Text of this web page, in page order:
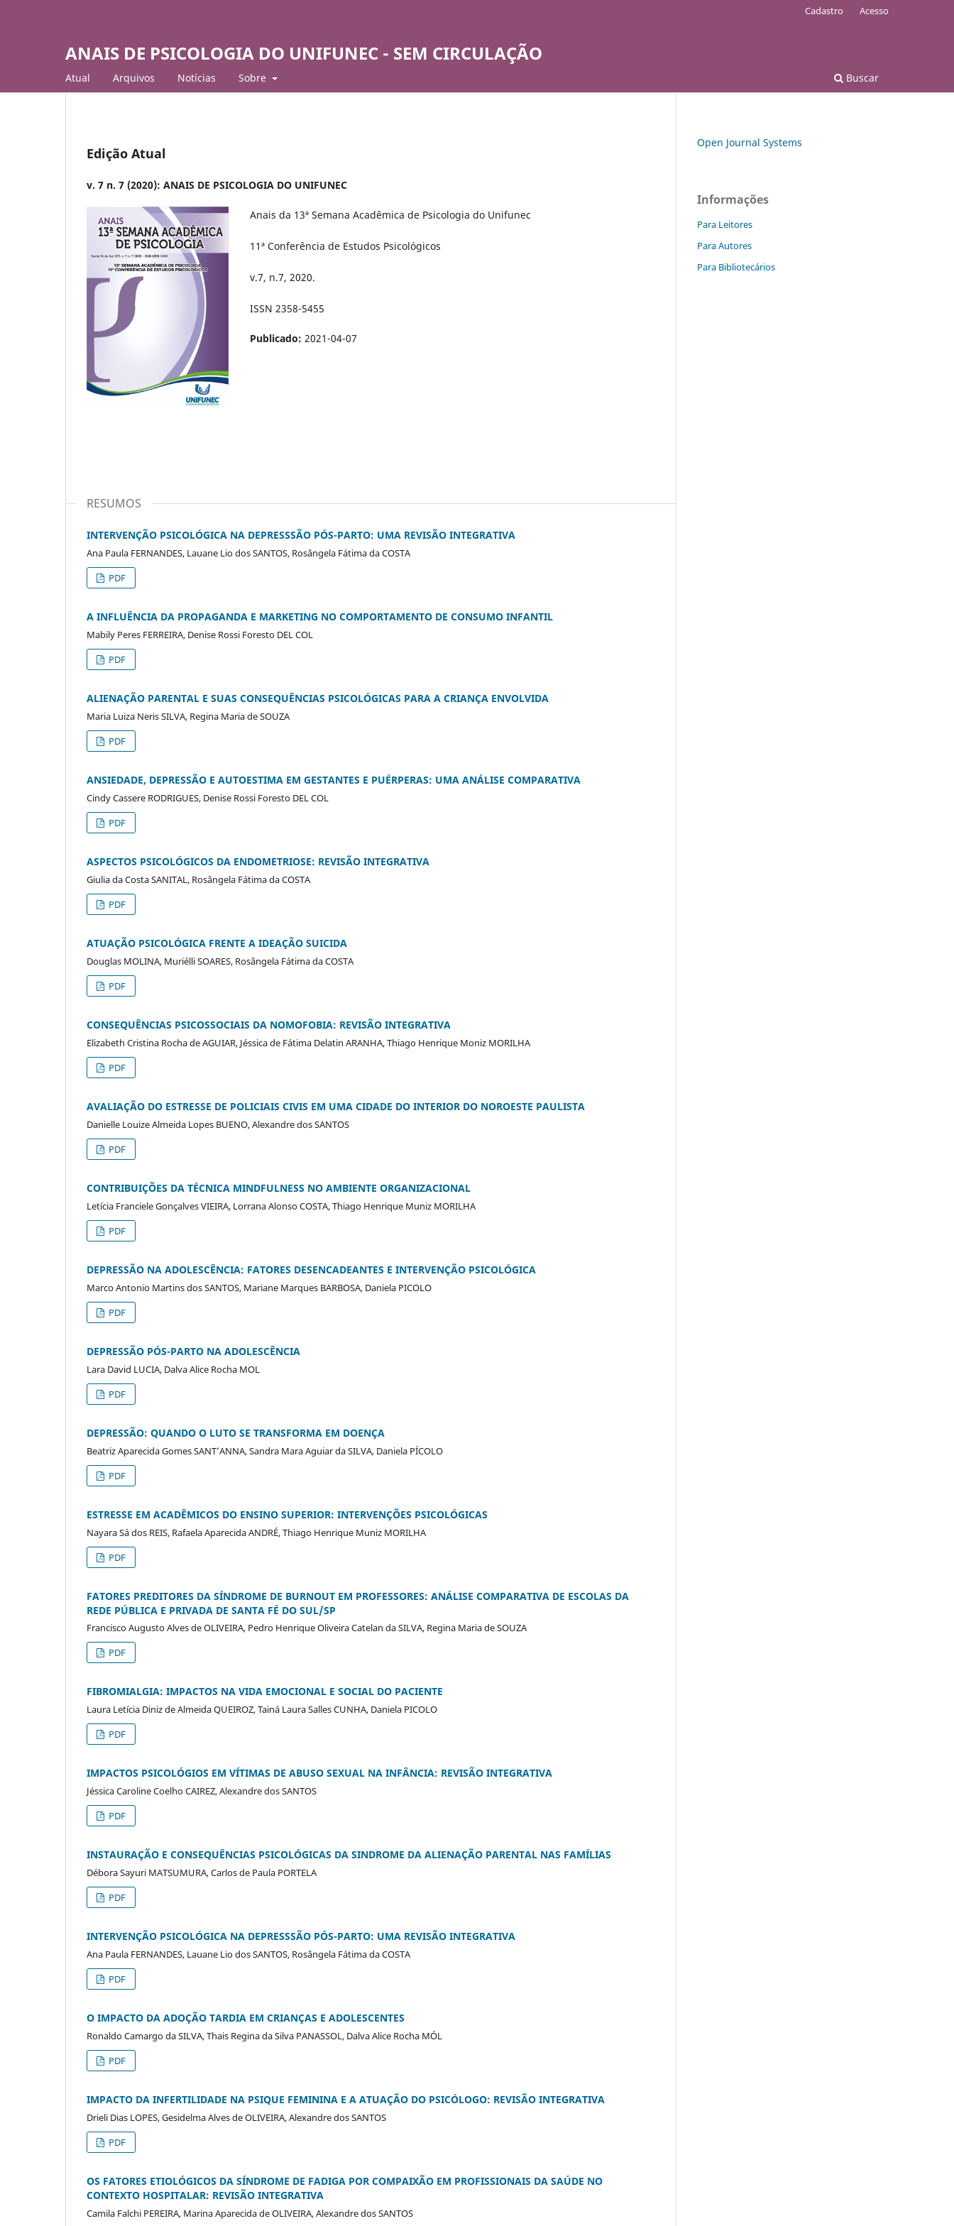
ANAIS DE PSICOLOGIA DO UNIFUNEC - SEM CIRCULAÇÃO
Atual Arquivos Notí­cias Sobre Buscar
Cadastro Acesso
Edição Atual
v. 7 n. 7 (2020): ANAIS DE PSICOLOGIA DO UNIFUNEC
Anais da 13ª Semana Acadêmica de Psicologia do Unifunec
11ª Conferência de Estudos Psicológicos
v.7, n.7, 2020.
ISSN 2358-5455
Publicado: 2021-04-07
RESUMOS
INTERVENÇÃO PSICOLÓGICA NA DEPRESSSÃO PÓS-PARTO: UMA REVISÃO INTEGRATIVA
Ana Paula FERNANDES, Lauane Lio dos SANTOS, Rosângela Fátima da COSTA
PDF
A INFLUÊNCIA DA PROPAGANDA E MARKETING NO COMPORTAMENTO DE CONSUMO INFANTIL
Mabily Peres FERREIRA, Denise Rossi Foresto DEL COL
PDF
ALIENAÇÃO PARENTAL E SUAS CONSEQUÊNCIAS PSICOLÓGICAS PARA A CRIANÇA ENVOLVIDA
Maria Luiza Neris SILVA, Regina Maria de SOUZA
PDF
ANSIEDADE, DEPRESSÃO E AUTOESTIMA EM GESTANTES E PUÉRPERAS: UMA ANÁLISE COMPARATIVA
Cindy Cassere RODRIGUES, Denise Rossi Foresto DEL COL
PDF
ASPECTOS PSICOLÓGICOS DA ENDOMETRIOSE: REVISÃO INTEGRATIVA
Giulia da Costa SANITAL, Rosângela Fátima da COSTA
PDF
ATUAÇÃO PSICOLÓGICA FRENTE A IDEAÇÃO SUICIDA
Douglas MOLINA, Muriélli SOARES, Rosângela Fátima da COSTA
PDF
CONSEQUÊNCIAS PSICOSSOCIAIS DA NOMOFOBIA: REVISÃO INTEGRATIVA
Elizabeth Cristina Rocha de AGUIAR, Jéssica de Fátima Delatin ARANHA, Thiago Henrique Moniz MORILHA
PDF
AVALIAÇÃO DO ESTRESSE DE POLICIAIS CIVIS EM UMA CIDADE DO INTERIOR DO NOROESTE PAULISTA
Danielle Louize Almeida Lopes BUENO, Alexandre dos SANTOS
PDF
CONTRIBUIÇÕES DA TÉCNICA MINDFULNESS NO AMBIENTE ORGANIZACIONAL
Letícia Franciele Gonçalves VIEIRA, Lorrana Alonso COSTA, Thiago Henrique Muniz MORILHA
PDF
DEPRESSÃO NA ADOLESCÊNCIA: FATORES DESENCADEANTES E INTERVENÇÃO PSICOLÓGICA
Marco Antonio Martins dos SANTOS, Mariane Marques BARBOSA, Daniela PICOLO
PDF
DEPRESSÃO PÓS-PARTO NA ADOLESCÊNCIA
Lara David LUCIA, Dalva Alice Rocha MOL
PDF
DEPRESSÃO: QUANDO O LUTO SE TRANSFORMA EM DOENÇA
Beatriz Aparecida Gomes SANT’ANNA, Sandra Mara Aguiar da SILVA, Daniela PÍCOLO
PDF
ESTRESSE EM ACADÊMICOS DO ENSINO SUPERIOR: INTERVENÇÕES PSICOLÓGICAS
Nayara Sá dos REIS, Rafaela Aparecida ANDRÉ, Thiago Henrique Muniz MORILHA
PDF
FATORES PREDITORES DA SÍNDROME DE BURNOUT EM PROFESSORES: ANÁLISE COMPARATIVA DE ESCOLAS DA
REDE PÚBLICA E PRIVADA DE SANTA FÉ DO SUL/SP
Francisco Augusto Alves de OLIVEIRA, Pedro Henrique Oliveira Catelan da SILVA, Regina Maria de SOUZA
PDF
FIBROMIALGIA: IMPACTOS NA VIDA EMOCIONAL E SOCIAL DO PACIENTE
Laura Letícia Diniz de Almeida QUEIROZ, Tainá Laura Salles CUNHA, Daniela PICOLO
PDF
IMPACTOS PSICOLÓGIOS EM VÍTIMAS DE ABUSO SEXUAL NA INFÂNCIA: REVISÃO INTEGRATIVA
Jéssica Caroline Coelho CAIREZ, Alexandre dos SANTOS
PDF
INSTAURAÇÃO E CONSEQUÊNCIAS PSICOLÓGICAS DA SINDROME DA ALIENAÇÃO PARENTAL NAS FAMÍLIAS
Débora Sayuri MATSUMURA, Carlos de Paula PORTELA
PDF
INTERVENÇÃO PSICOLÓGICA NA DEPRESSSÃO PÓS-PARTO: UMA REVISÃO INTEGRATIVA
Ana Paula FERNANDES, Lauane Lio dos SANTOS, Rosângela Fátima da COSTA
PDF
O IMPACTO DA ADOÇÃO TARDIA EM CRIANÇAS E ADOLESCENTES
Ronaldo Camargo da SILVA, Thais Regina da Silva PANASSOL, Dalva Alice Rocha MÓL
PDF
IMPACTO DA INFERTILIDADE NA PSIQUE FEMININA E A ATUAÇÃO DO PSICÓLOGO: REVISÃO INTEGRATIVA
Drieli Dias LOPES, Gesidelma Alves de OLIVEIRA, Alexandre dos SANTOS
PDF
OS FATORES ETIOLÓGICOS DA SÍNDROME DE FADIGA POR COMPAIXÃO EM PROFISSIONAIS DA SAÚDE NO
CONTEXTO HOSPITALAR: REVISÃO INTEGRATIVA
Camila Falchi PEREIRA, Marina Aparecida de OLIVEIRA, Alexandre dos SANTOS
Open Journal Systems
Informações
Para Leitores
Para Autores
Para Bibliotecários